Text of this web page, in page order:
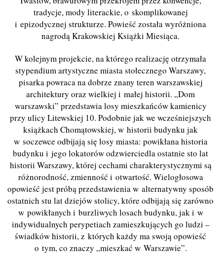
tradycje, mody literackie, o skomplikowanej
i epizodycznej strukturze. Powieść została wyróżniona
nagrodą Krakowskiej Książki Miesiąca.
W kolejnym projekcie, na którego realizację otrzymała
stypendium artystyczne miasta stołecznego Warszawy,
pisarka powraca na dobrze znany teren warszawskiej
architektury oraz wielkiej i małej historii. „Dom
warszawski” przedstawia losy mieszkańców kamienicy
przy ulicy Litewskiej 10. Podobnie jak we wcześniejszych
książkach Chomątowskiej, w historii budynku jak
w soczewce odbijają się losy miasta: powikłana historia
budynku i jego lokatorów odzwierciedla ostatnie sto lat
historii Warszawy, której cechami charakterystycznymi są
różnorodność, zmienność i otwartość. Wielogłosowa
opowieść jest próbą przedstawienia w alternatywny sposób
ostatnich stu lat dziejów stolicy, które odbijają się zarówno
w powikłanych i burzliwych losach budynku, jak i w
indywidualnych perypetiach zamieszkujących go ludzi –
świadków historii, z których każdy ma swoją opowieść
o tym, co znaczy „mieszkać w Warszawie”.